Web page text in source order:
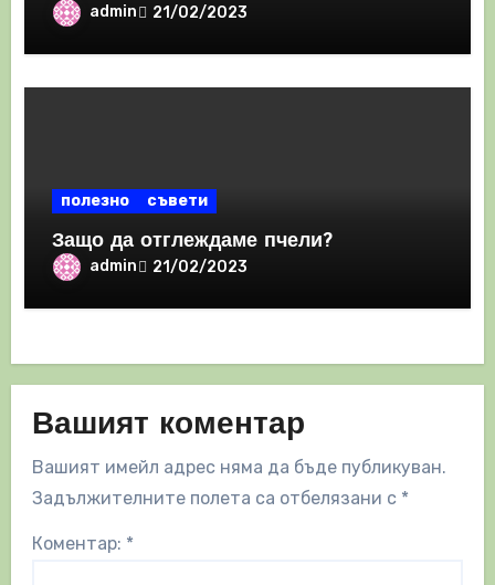
admin 21/02/2023
полезно съвети
Защо да отглеждаме пчели?
admin 21/02/2023
Вашият коментар
Вашият имейл адрес няма да бъде публикуван.
Задължителните полета са отбелязани с *
Коментар: *